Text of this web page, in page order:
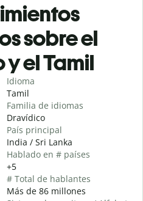
sobre el
el Tamil
Idioma
Tamil
Familia de idiomas
Dravídico
País principal
India / Sri Lanka
Hablado en # países
+5
# Total de hablantes
Más de 86 millones